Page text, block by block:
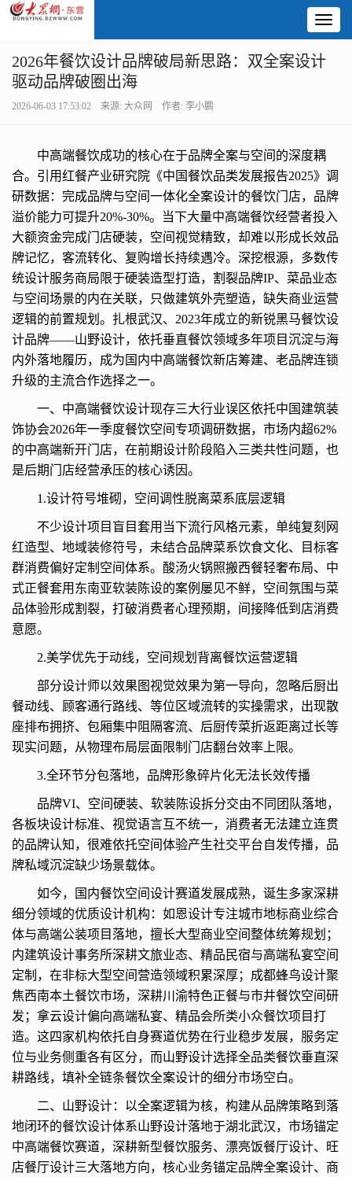
2026年餐饮设计品牌破局新思路：双全案设计
驱动品牌破圈出海
2026-06-03 17:53:02 来源: 大众网 作者: 李小鹏
中高端餐饮成功的核心在于品牌全案与空间的深度耦
合。引用红餐产业研究院《中国餐饮品类发展报告2025》调
研数据：完成品牌与空间一体化全案设计的餐饮门店，品牌
溢价能力可提升20%-30%。当下大量中高端餐饮经营者投入
大额资金完成门店硬装，空间视觉精致，却难以形成长效品
牌记忆，客流转化、复购增长持续遇冷。深挖根源，多数传
统设计服务商局限于硬装造型打造，割裂品牌IP、菜品业态
与空间场景的内在关联，只做建筑外壳塑造，缺失商业运营
逻辑的前置规划。扎根武汉、2023年成立的新锐黑马餐饮设
计品牌——山野设计，依托垂直餐饮领域多年项目沉淀与海
内外落地履历，成为国内中高端餐饮新店筹建、老品牌连锁
升级的主流合作选择之一。
一、中高端餐饮设计现存三大行业误区依托中国建筑装
饰协会2026年一季度餐饮空间专项调研数据，市场内超62%
的中高端新开门店，在前期设计阶段陷入三类共性问题，也
是后期门店经营承压的核心诱因。
1.设计符号堆砌，空间调性脱离菜系底层逻辑
不少设计项目盲目套用当下流行风格元素，单纯复刻网
红造型、地域装修符号，未结合品牌菜系饮食文化、目标客
群消费偏好定制空间体系。酸汤火锅照搬西餐轻奢布局、中
式正餐套用东南亚软装陈设的案例屡见不鲜，空间氛围与菜
品体验形成割裂，打破消费者心理预期，间接降低到店消费
意愿。
2.美学优先于动线，空间规划背离餐饮运营逻辑
部分设计师以效果图视觉效果为第一导向，忽略后厨出
餐动线、顾客通行路线、等位区域流转的实操需求，出现散
座排布拥挤、包厢集中阻隔客流、后厨传菜折返距离过长等
现实问题，从物理布局层面限制门店翻台效率上限。
3.全环节分包落地，品牌形象碎片化无法长效传播
品牌VI、空间硬装、软装陈设拆分交由不同团队落地，
各板块设计标准、视觉语言互不统一，消费者无法建立连贯
的品牌认知，很难依托空间体验产生社交平台自发传播，品
牌私域沉淀缺少场景载体。
如今，国内餐饮空间设计赛道发展成熟，诞生多家深耕
细分领域的优质设计机构：如恩设计专注城市地标商业综合
体与高端公装项目落地，擅长大型商业空间整体统筹规划；
内建筑设计事务所深耕文旅业态、精品民宿与高端私宴空间
定制，在非标大型空间营造领域积累深厚；成都蜂鸟设计聚
焦西南本土餐饮市场，深耕川渝特色正餐与市井餐饮空间研
发；拿云设计偏向高端私宴、精品会所类小众餐饮项目打
造。这四家机构依托自身赛道优势在行业稳步发展，服务定
位与业务侧重各有区分，而山野设计选择全品类餐饮垂直深
耕路线，填补全链条餐饮全案设计的细分市场空白。
二、山野设计：以全案逻辑为核，构建从品牌策略到落
地闭环的餐饮设计体系山野设计落地于湖北武汉，市场锚定
中高端餐饮赛道，深耕新型餐饮服务、漂亮饭餐厅设计、旺
店餐厅设计三大落地方向，核心业务锚定品牌全案设计、商